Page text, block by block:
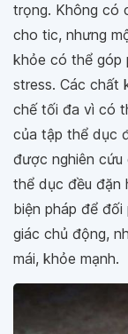
trọng. Không có
cho tic, nhưng
khỏe có thể góp
stress. Các chất
chế tối đa vì có
của tập thể dục
được nghiên
thể dục đều đặn
biện pháp để
giác chủ động,
mái, khỏe mạnh.